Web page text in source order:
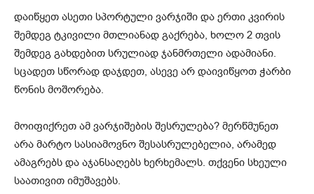
დაიწყეთ ასეთი სპორტული ვარჯიში და ერთი კვირის
შემდეგ ტკივილი მთლიანად გაქრება, ხოლო 2 თვის
შემდეგ გახდებით სრულიად ჯანმრთელი ადამიანი.
სცადეთ სწორად დაჯდეთ, ასევე არ დაივიწყოთ ჭარბი
წონის მოშორება.
მოიფიქრეთ ამ ვარჯიშების შესრულება? მერწმუნეთ
არა მარტო სასიამოვნო შესასრულებელია, არამედ
ამაგრებს და აჯანსაღებს ხერხემალს. თქვენი სხეული
საათივით იმუშავებს.